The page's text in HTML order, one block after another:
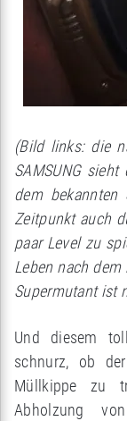
(Bild links: die
SAMSUNG
dem
Zeitpunkt auch
paar Level zu
Leben nach
Supermutant ist
Und diesem
schnurz, ob
Müllkippe zu
Abholzung